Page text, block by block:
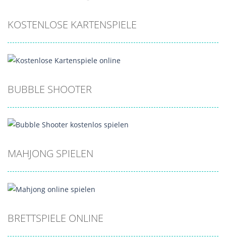
KOSTENLOSE KARTENSPIELE
BUBBLE SHOOTER
MAHJONG SPIELEN
BRETTSPIELE ONLINE